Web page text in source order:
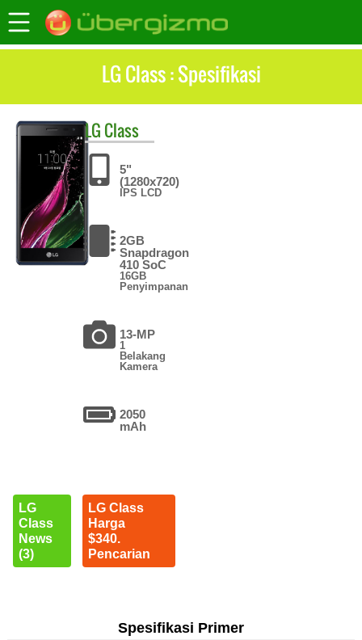
LG Class : Spesifikasi
LG Class
5"
(1280x720)
IPS LCD
2GB
Snapdragon
410 SoC
16GB
Penyimpanan
13-MP
1
Belakang
Kamera
2050
mAh
LG
Class
News
(3)
LG Class
Harga
$340.
Pencarian
Spesifikasi Primer